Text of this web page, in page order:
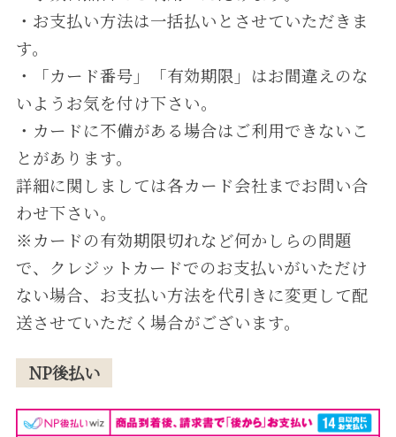
・お⽀払い⽅法は⼀括払いとさせていただきま
す。
・「カード番号」「有効期限」はお間違えのな
いようお気を付け下さい。
・カードに不備がある場合はご利⽤できないこ
とがあります。
詳細に関しましては各カード会社までお問い合
わせ下さい。
※カードの有効期限切れなど何かしらの問題
で、クレジットカードでのお支払いがいただけ
ない場合、お支払い方法を代引きに変更して配
送させていただく場合がございます。
NP後払い